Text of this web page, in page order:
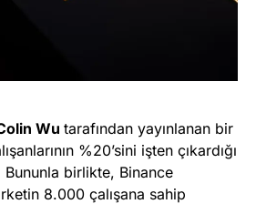
Wu tarafından yayınlanan bir
%20’sini işten çıkardığı
Bununla birlikte, Binance
8.000 çalışana sahip